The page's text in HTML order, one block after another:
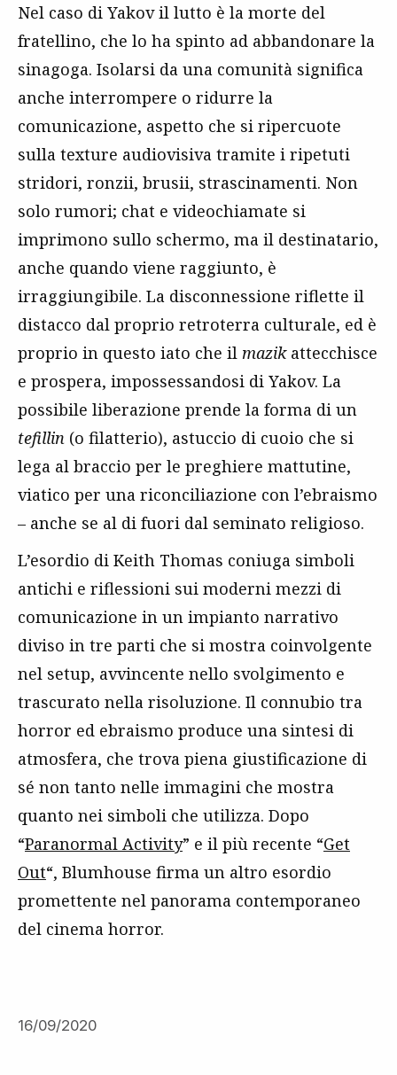
Nel caso di Yakov il lutto è la morte del
fratellino, che lo ha spinto ad abbandonare la
sinagoga. Isolarsi da una comunità significa
anche interrompere o ridurre la
comunicazione, aspetto che si ripercuote
sulla texture audiovisiva tramite i ripetuti
stridori, ronzii, brusii, strascinamenti. Non
solo rumori; chat e videochiamate si
imprimono sullo schermo, ma il destinatario,
anche quando viene raggiunto, è
irraggiungibile. La disconnessione riflette il
distacco dal proprio retroterra culturale, ed è
proprio in questo iato che il mazikattecchisce
e prospera, impossessandosi di Yakov. La
possibile liberazione prende la forma di un
tefillin (o filatterio), astuccio di cuoio che si
lega al braccio per le preghiere mattutine,
viatico per una riconciliazione con l’ebraismo
– anche se al di fuori dal seminato religioso.
L’esordio di Keith Thomas coniuga simboli
antichi e riflessioni sui moderni mezzi di
comunicazione in un impianto narrativo
diviso in tre parti che si mostra coinvolgente
nel setup, avvincente nello svolgimento e
trascurato nella risoluzione. Il connubio tra
horror ed ebraismo produce una sintesi di
atmosfera, che trova piena giustificazione di
sé non tanto nelle immagini che mostra
quanto nei simboli che utilizza. Dopo
“Paranormal Activity” e il più recente “Get
Out“, Blumhouse firma un altro esordio
promettente nel panorama contemporaneo
del cinema horror.
16/09/2020